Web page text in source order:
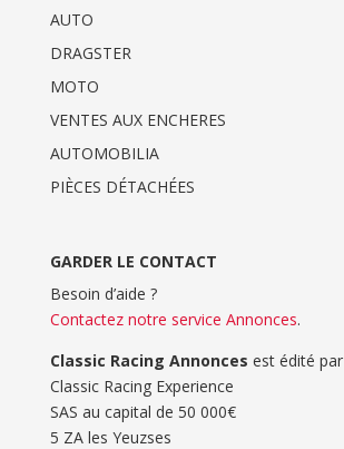
AUTO
DRAGSTER
MOTO
VENTES AUX ENCHERES
AUTOMOBILIA
PIÈCES DÉTACHÉES
GARDER LE CONTACT
Besoin d’aide ?
Contactez notre service Annonces.
Classic Racing Annonces est édité par
Classic Racing Experience
SAS au capital de 50 000€
5 ZA les Yeuzses